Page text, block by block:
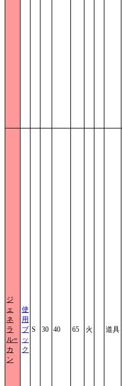
ジ
ェ
ネ
ラ
ル=
カ
ン
使
用
ブ
ッ
ク
S 30 40 65 火 道具